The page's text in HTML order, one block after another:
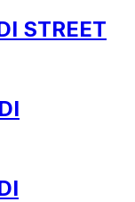
STREET